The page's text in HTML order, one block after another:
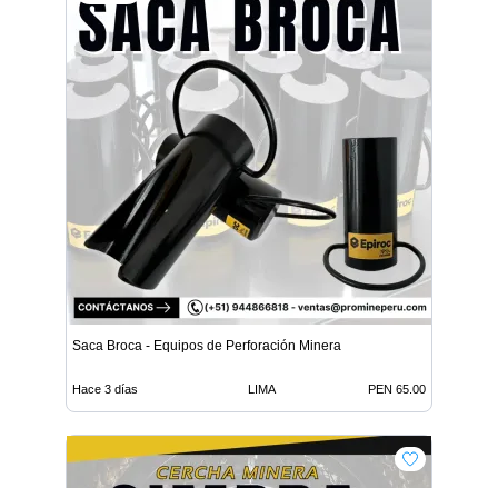
Saca Broca - Equipos de Perforación Minera
Hace 3 días LIMA PEN 65.00